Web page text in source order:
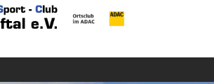
MSC
HORLOFFTAL